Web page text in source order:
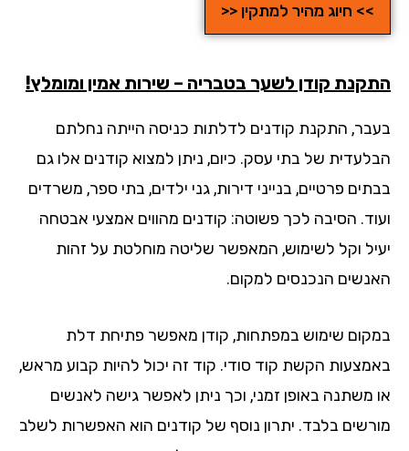
>> חיוג מהיר למתקין <<
קודן לשער בטבריה – שירות אמין ומומלץ!
התקנת קודנים לדלתות כניסה הייתה נחלתם
של בתי עסק. כיום, ניתן למצוא קודנים אלו גם
פרטיים, בנייני דירות, גני ילדים, בתי ספר, משרדים
הסיבה לכך פשוטה: קודנים מהווים אמצעי אבטחה
וקל לשימוש, המאפשר שליטה מוחלטת על זהות
הנכנסים למקום.
שימוש במפתחות, קודן מאפשר פתיחת דלת
הקשת קוד סודי. קוד זה יכול להיות קבוע מראש,
משתנה באופן זמני, וכך ניתן לאפשר גישה לאנשים
בלבד. יתרון נוסף של קודנים הוא האפשרות לשלב